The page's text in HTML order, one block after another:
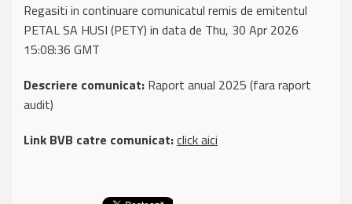
Regasiti in continuare comunicatul remis de emitentul
PETAL SA HUSI (PETY) in data de Thu, 30 Apr 2026
15:08:36 GMT
Descriere comunicat: Raport anual 2025 (fara raport
audit)
Link BVB catre comunicat:click aici